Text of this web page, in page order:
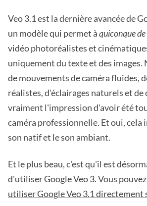
Veo 3.1 est la dernière avancée de
un modèle qui permet àquiconque de
vidéo photoréalistes et
uniquement du texte et des images.
de mouvements de caméra fluides,
réalistes, d'éclairages naturels et
vraiment l'impression d'avoir été
caméra professionnelle. Et oui, cela
son natif et le son ambiant.
Et le plus beau, c'est qu'il est
d'utiliser Google Veo 3. Vous
utiliser Google Veo 3.1 directement